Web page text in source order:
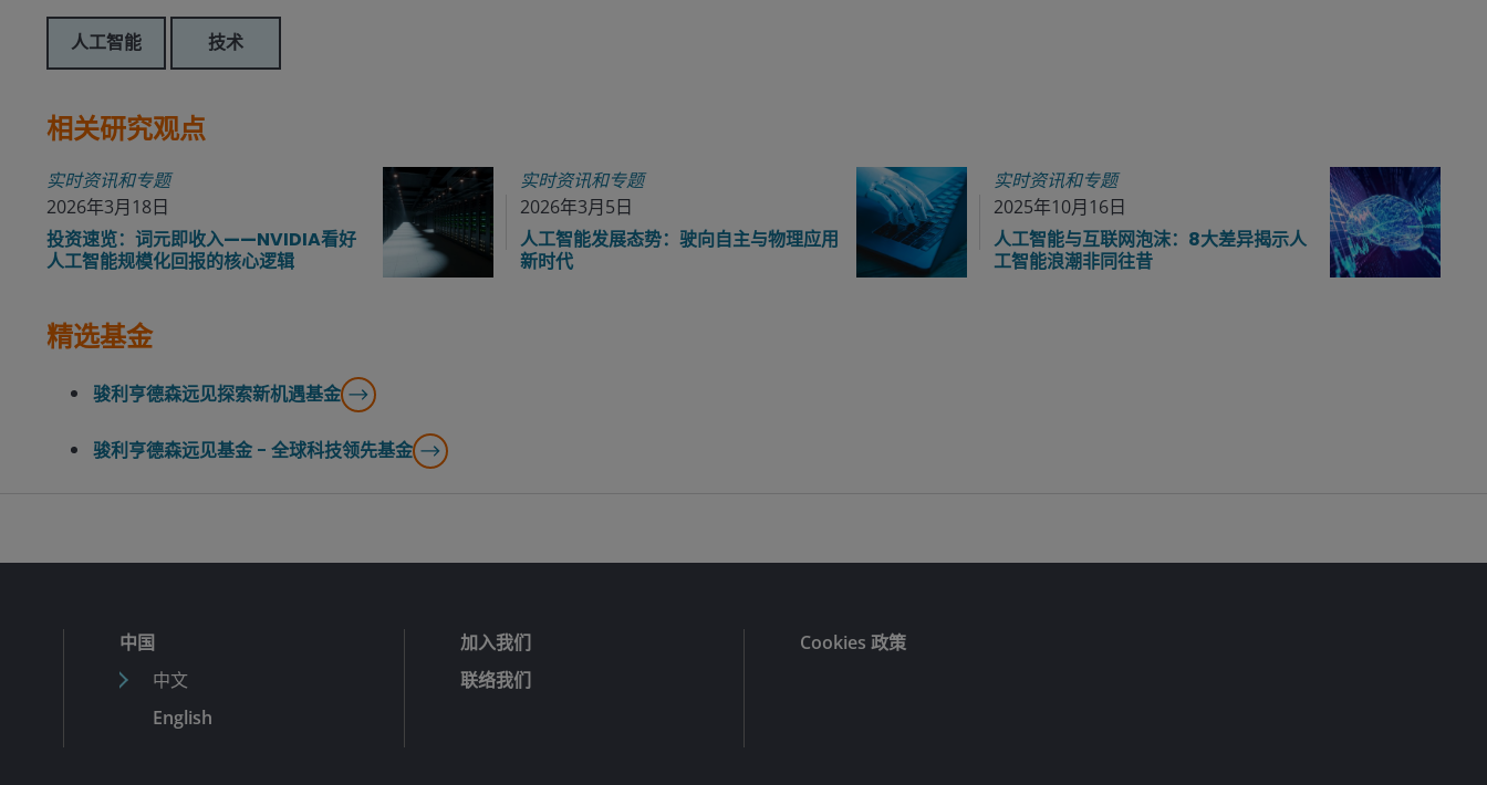
人工智能 技术
相关研究观点
实时资讯和专题
2026年3月18日
投资速览：词元即收入——NVIDIA看好
人工智能规模化回报的核心逻辑
实时资讯和专题
2026年3月5日
人工智能发展态势：驶向自主与物理应用
新时代
实时资讯和专题
2025年10月16日
人工智能与互联网泡沫：8大差异揭示人
工智能浪潮非同往昔
精选基金
骏利亨德森远见探索新机遇基金
骏利亨德森远见基金 - 全球科技领先基⾦
中国
中文
English
加入我们
联络我们
Cookies 政策